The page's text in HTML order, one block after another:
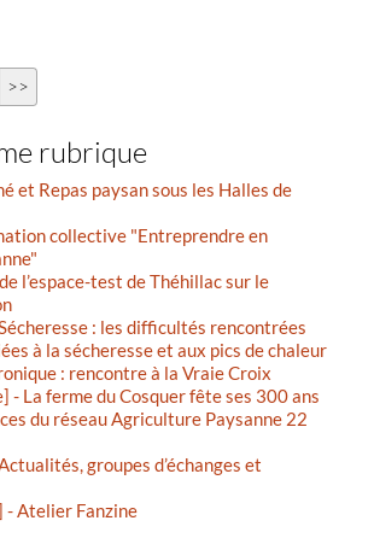
rubrique
et Repas paysan sous les Halles de
collective "Entreprendre en
l’espace-test de Théhillac sur le
: les difficultés rencontrées
à la sécheresse et aux pics de chaleur
: rencontre à la Vraie Croix
- La ferme du Cosquer fête ses 300 ans
du réseau Agriculture Paysanne 22
groupes d’échanges et
- Atelier Fanzine